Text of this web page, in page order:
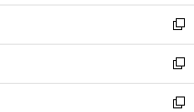
開
く
ウ
で
開
く
ン
ド
ウ
で
開
く
ウ
ィ
ン
ド
ウ
で
し
い
ウ
ィ
ン
ド
新
し
い
ウ
ィ
新
し
い
新